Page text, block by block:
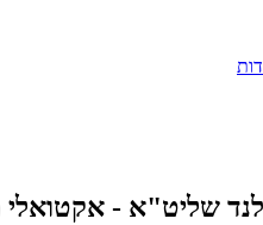
שליט"א - אקטואלי